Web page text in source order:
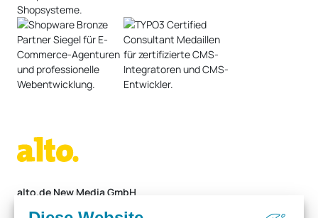
alto.de New Media GmbH
Alter Stadtweg 1